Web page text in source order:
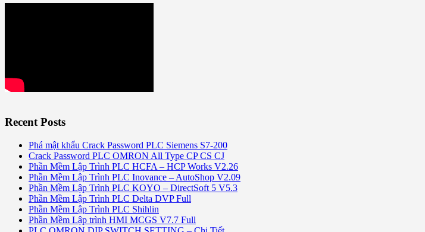
Recent Posts
Phá mật khẩu Crack Password PLC Siemens S7-200
Crack Password PLC OMRON All Type CP CS CJ
Phần Mềm Lập Trình PLC HCFA – HCP Works V2.26
Phần Mềm Lập Trình PLC Inovance – AutoShop V2.09
Phần Mềm Lập Trình PLC KOYO – DirectSoft 5 V5.3
Phần Mềm Lập Trình PLC Delta DVP Full
Phần Mềm Lập Trình PLC Shihlin
Phần Mềm Lập trình HMI MCGS V7.7 Full